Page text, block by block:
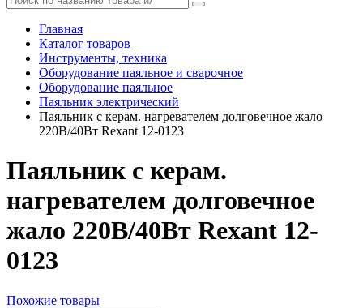
Главная
Каталог товаров
Инструменты, техника
Оборудование паяльное и сварочное
Оборудование паяльное
Паяльник электрический
Паяльник с керам. нагревателем долговечное жало
220В/40Вт Rexant 12-0123
Паяльник с керам.
нагревателем долговечное
жало 220В/40Вт Rexant 12-
0123
Похожие товары